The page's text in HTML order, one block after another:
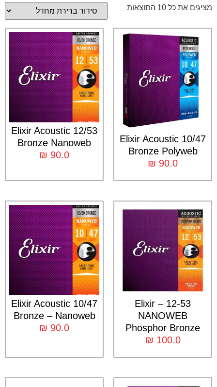
מציגים את כל ⁦10⁩ התוצאות
Elixir Acoustic 10/47
Bronze Polyweb
₪ 90.0
Elixir Acoustic 12/53
Bronze Nanoweb
₪ 90.0
12-53 – Elixir
NANOWEB
Phosphor Bronze
₪ 100.0
Elixir Acoustic 10/47
Bronze – Nanoweb
₪ 90.0